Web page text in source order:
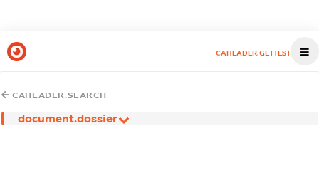
CAHEADER.GETTEST
CAHEADER.SEARCH
document.dossier